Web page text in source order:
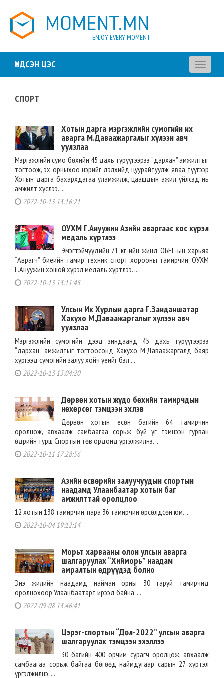
ENJOY EVERY MOMENT
ҮНДСЭН ЦЭС
Toggle
СПОРТ
Хотын дарга мэргэжлийн сумогийн их
аварга М.Даваажаргалыг хүлээн авч
уулзлаа
Мэргэжлийн сумо бөхийн 45 дахь түрүүгээрээ “дархан” амжилтыг
тогтоож, эх орныхоо нэрийг дэлхийд цуурайтуулж яваа түүгээр
Хотын дарга бахархдагаа уламжилж, цаашдын ажил үйлсэд нь
амжилт хүслээ. ...
2022-10-13 13:16:21
ОУХМ Г.Ануужин Азийн аваргаас хос хүрэл
медаль хүртлээ
Эмэгтэйчүүдийн 71 кг-ийн жинд ОБЕГ-ын харьяа
“Аврагч” биеийн тамир техник спорт хорооны тамирчин, ОУХМ
Г.Ануужин хошой хүрэл медаль хүртлээ. ...
2022-10-13 13:11:45
Улсын Их Хурлын дарга Г.Занданшатар
Хакухо М.Даваажаргалыг хүлээн авч
уулзлаа
Мэргэжлийн сүмогийн дээд зиндаанд 45 дахь түрүүгээрээ
“дархан” амжилтыг тогтоосонд Хакухо М.Даваажаргалд баяр
хүргээд сүмогийн залуу хойч үеийг бэл ...
2022-10-13 13:04:20
Дөрвөн хотын жүдо бөхийн тамирчдын
нөхөрсөг тэмцээн эхлэв
Дөрвөн хотын есөн багийн 64 тамирчин
оролцож, авхаалж самбаагаа сорьж буй уг тэмцээн гурван
өдрийн турш Спортын төв ордонд үргэлжилнэ. ...
2022-10-11 17:28:56
Азийн өсвөрийн залуучуудын спортын
наадамд Улаанбаатар хотын баг
амжилттай оролцлоо
12 хотын 138 тамирчин, пара 36 тамирчин өрсөлдсөн юм. ...
2022-10-04 19:12:14
Морьт харвааны олон улсын аварга
шалгаруулах “Хийморь” наадам
амралтын өдрүүдэд болно
Энэ жилийн наадамд найман орны 30 гаруй тамирчид
оролцохоор Улаанбаатарт ирээд байна. ...
2022-09-08 13:46:41
Цэрэг-спортын “Дөл-2022” улсын аварга
шалгаруулах тэмцээн эхэллээ
30 багийн 400 орчим сурагч оролцож, авхаалж
самбаагаа сорьж байгаа бөгөөд наймдугаар сарын 27 хүртэл
үргэлжилнэ. ...